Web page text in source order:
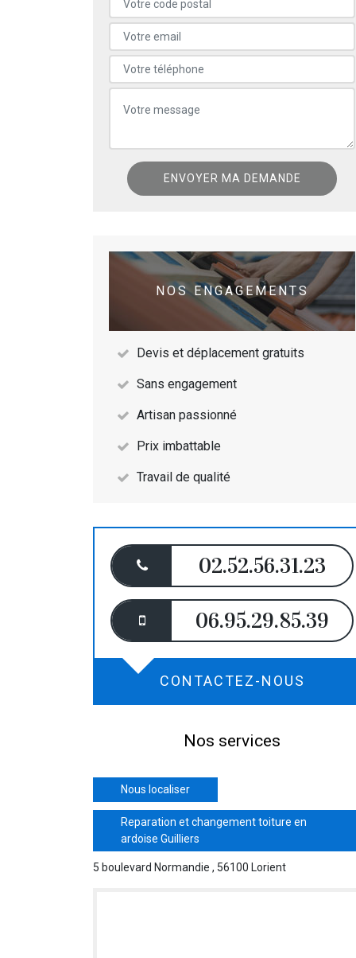
NOS ENGAGEMENTS
Devis et déplacement gratuits
Sans engagement
Artisan passionné
Prix imbattable
Travail de qualité
02.52.56.31.23
06.95.29.85.39
CONTACTEZ-NOUS
Nos services
Nous localiser
Reparation et changement toiture en
ardoise Guilliers
5 boulevard Normandie , 56100 Lorient